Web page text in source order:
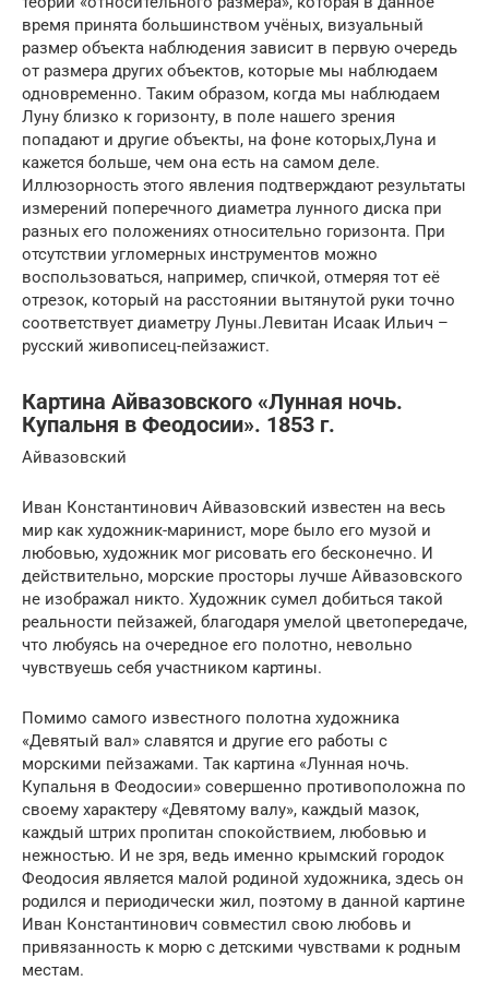
время принята большинством учёных, визуальный
размер объекта наблюдения зависит в первую очередь
от размера других объектов, которые мы наблюдаем
одновременно. Таким образом, когда мы наблюдаем
Луну близко к горизонту, в поле нашего зрения
попадают и другие объекты, на фоне которых,Луна и
кажется больше, чем она есть на самом деле.
Иллюзорность этого явления подтверждают результаты
измерений поперечного диаметра лунного диска при
разных его положениях относительно горизонта. При
отсутствии угломерных инструментов можно
воспользоваться, например, спичкой, отмеряя тот её
отрезок, который на расстоянии вытянутой руки точно
соответствует диаметру Луны.Левитан Исаак Ильич –
русский живописец-пейзажист.
Картина Айвазовского «Лунная ночь.
Купальня в Феодосии». 1853 г.
Айвазовский
Иван Константинович Айвазовский известен на весь
мир как художник-маринист, море было его музой и
любовью, художник мог рисовать его бесконечно. И
действительно, морские просторы лучше Айвазовского
не изображал никто. Художник сумел добиться такой
реальности пейзажей, благодаря умелой цветопередаче,
что любуясь на очередное его полотно, невольно
чувствуешь себя участником картины.
Помимо самого известного полотна художника
«Девятый вал» славятся и другие его работы с
морскими пейзажами. Так картина «Лунная ночь.
Купальня в Феодосии» совершенно противоположна по
своему характеру «Девятому валу», каждый мазок,
каждый штрих пропитан спокойствием, любовью и
нежностью. И не зря, ведь именно крымский городок
Феодосия является малой родиной художника, здесь он
родился и периодически жил, поэтому в данной картине
Иван Константинович совместил свою любовь и
привязанность к морю с детскими чувствами к родным
местам.